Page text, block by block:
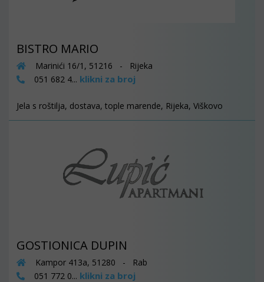
BISTRO MARIO
Marinići 16/1, 51216 - Rijeka
051 682 4... klikni za broj
Jela s roštilja, dostava, tople marende, Rijeka, Viškovo
GOSTIONICA DUPIN
Kampor 413a, 51280 - Rab
051 772 0... klikni za broj